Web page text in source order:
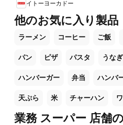
イトーヨーカドー
他のお気に入り製品
ラーメン コーヒー ご飯
パン ピザ パスタ うなぎ
ハンバーガー 弁当 ハンバ
天ぷら 米 チャーハン
業務 スーパー 店舗